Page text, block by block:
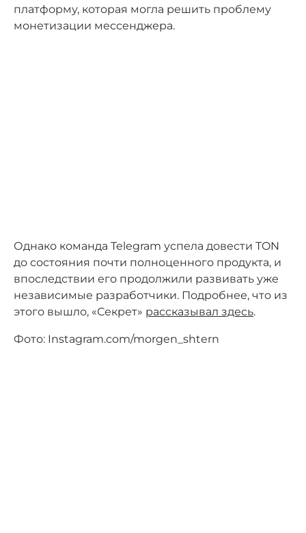
платформу, которая могла решить проблему
монетизации мессенджера.
Однако команда Telegram успела довести TON
до состояния почти полноценного продукта, и
впоследствии его продолжили развивать уже
независимые разработчики. Подробнее, что из
этого вышло, «Секрет» рассказывал здесь.
Фото: Instagram.com/morgen_shtern